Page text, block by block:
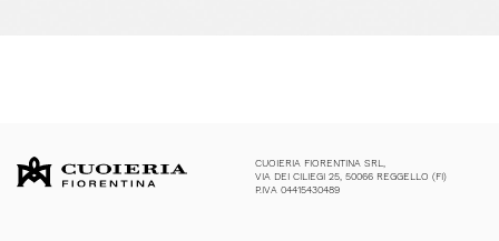
CUOIERIA FIORENTINA SRL,
VIA DEI CILIEGI 25, 50066 REGGELLO (FI)
P.IVA 04415430489